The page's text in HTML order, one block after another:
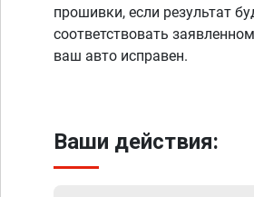
прошивки, если результат
соответствовать
ваш авто исправен.
Ваши действия: